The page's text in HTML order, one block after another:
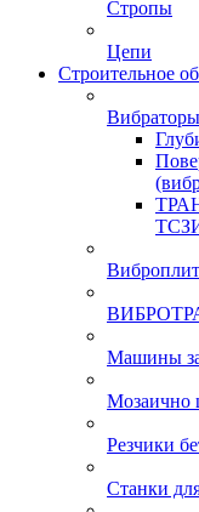
Стропы
Цепи
Строительное
Машины
Мозаично
Резчики
Станки